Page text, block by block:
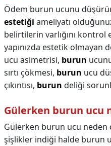
Ödem burun ucunu
estetiği ameliyatı
belirtilerin varlığını kontrol
yapınızda estetik olmayan
ucu asimetrisi, burun
sırtı çökmesi, burun ucu
çıkıntısı, burun deliği
Gülerken burun ucu
Gülerken burun ucu neden
şişlikler indiği halde burun